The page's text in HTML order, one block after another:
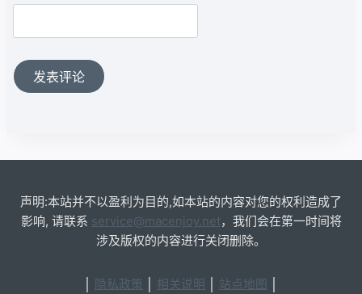
声明:本站并不以盈利为目的,如本站的内容对您的权利造成了
影响, 请联系 service@macenjoy.net，我们会在第一时间将
涉及版权的内容进行关闭删除。
隐私政策 相关说明 站点地图